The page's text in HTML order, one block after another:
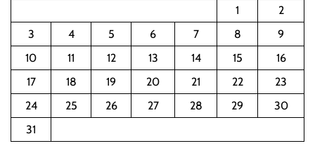
1
2
3
4 5 6 7 8
9
10
11 12 13 14 15
16
17
18 19 20 21 22
23
24
25 26 27 28 29
30
31